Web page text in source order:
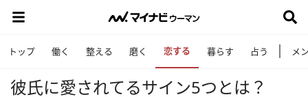
トップ 働く 整える 磨く 恋する 暮らす 占う メ
彼氏に愛されてるサイン5つとは？